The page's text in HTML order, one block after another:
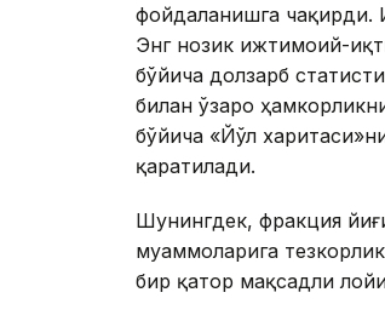
фойдаланишга
Энг нозик ижтимоий-
бўйича долзарб
билан ўзаро
бўйича «Йўл
қаратилади.
Шунингдек, фракция
муаммоларига
бир қатор мақсадли